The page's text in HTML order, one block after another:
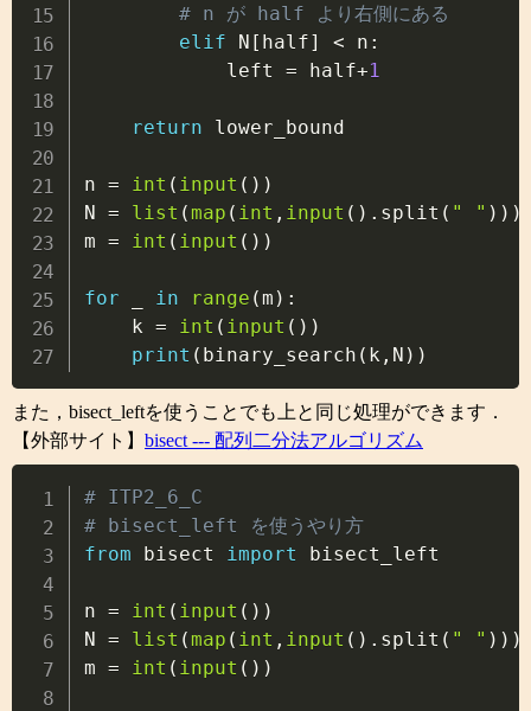
# n が half より右側にある
elif N [ half] < n :
            left
= half+1
return lower_bound
n = int ( input ( ) )
N = list (map ( int , input ( ) . split ( " " ) ) )
m = int ( input ( ) )
for in range (m ) :
    k
= int ( input ( ) )
print ( binary_search ( k , N ) )
また，bisect_leftを使うことでも上と同じ処理ができます．
【外部サイト】 bisect --- 配列二分法アルゴリズム
# ITP2_6_C
# bisect_left を使うやり方
from bisect import bisect_left
n = int ( input ( ) )
N = list (map ( int , input ( ) . split ( " " ) ) )
m = int ( input ( ) )